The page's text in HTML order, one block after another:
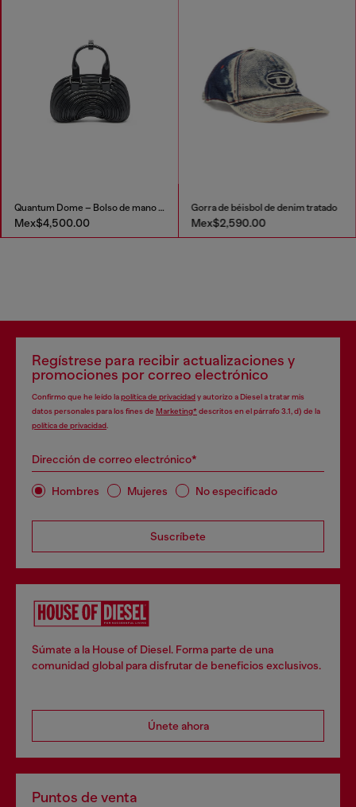
Quantum Dome – Bolso de mano en Melflex®
Mex$4,500.00
Gorra de béisbol de denim tratado
Mex$2,590.00
Regístrese para recibir actualizaciones y
promociones por correo electrónico
Confirmo que he leído lapolítica de privacidady autorizo a Diesel a tratar mis
datos personales para los fines de Marketing*descritos en el párrafo 3.1, d) de la
política de privacidad.
Dirección de correo electrónico*
Hombres Mujeres No especificado
Suscríbete
Súmate a la House of Diesel. Forma parte de una
comunidad global para disfrutar de beneficios exclusivos.
Únete ahora
Puntos de venta